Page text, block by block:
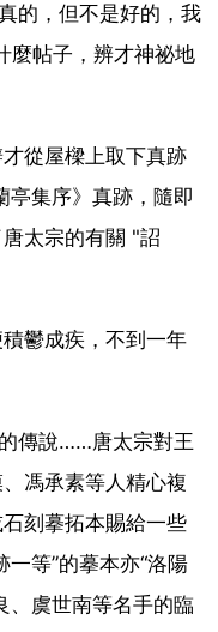
的，但不是好的，我
麼帖子，辨才神祕地
從屋樑上取下真跡
集序》真跡，隨即
太宗的有關 "詔
鬱成疾，不到一年
傳說……唐太宗對王
馮承素等人精心複
刻摹拓本賜給一些
等”的摹本亦“洛陽
、虞世南等名手的臨